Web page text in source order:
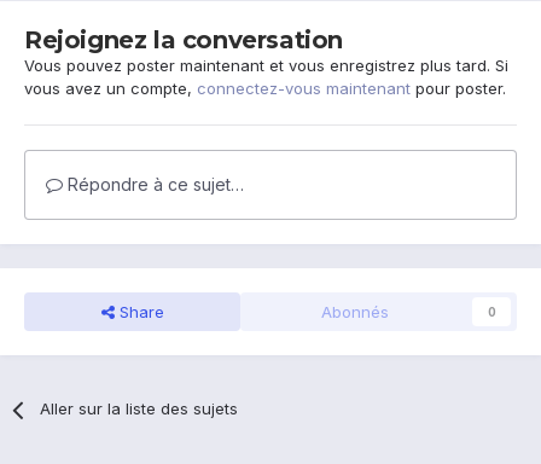
Rejoignez la conversation
Vous pouvez poster maintenant et vous enregistrez plus tard. Si
vous avez un compte, connectez-vous maintenant pour poster.
Répondre à ce sujet…
Share Abonnés 0
Aller sur la liste des sujets